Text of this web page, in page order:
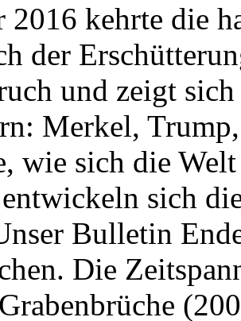
2016 kehrte die
der
und zeigt
Merkel,
wie sich die
sich
Bulletin
Die